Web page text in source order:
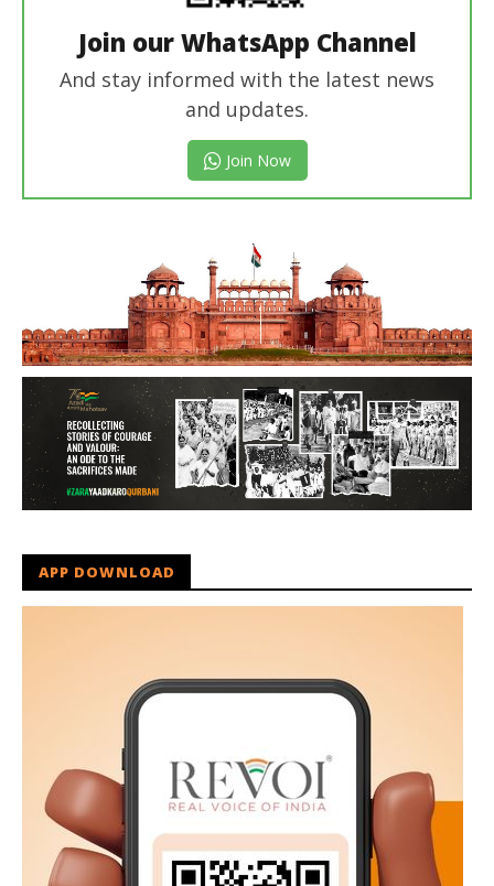
Join our WhatsApp Channel
And stay informed with the latest news
and updates.
Join Now
APP DOWNLOAD